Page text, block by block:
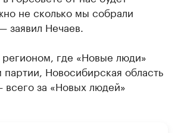
не сколько мы собрали
заявил Нечаев.
где «Новые люди»
Новосибирская область
за «Новых людей»